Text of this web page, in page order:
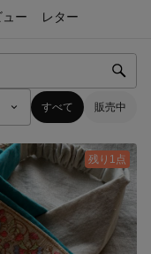
ュー レター
すべて 販売中
残り1点